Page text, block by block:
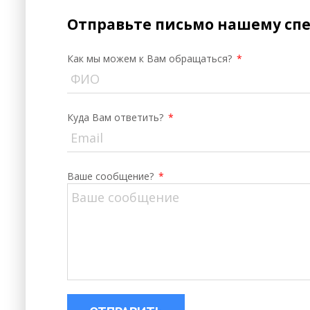
Отправьте письмо нашему
Как мы можем к Вам обращаться? *
Куда Вам ответить? *
Ваше сообщение? *